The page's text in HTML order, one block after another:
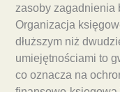
zasoby zagadnienia
Organizacja
dłuższym niż
umiejętnościami to
co oznacza na